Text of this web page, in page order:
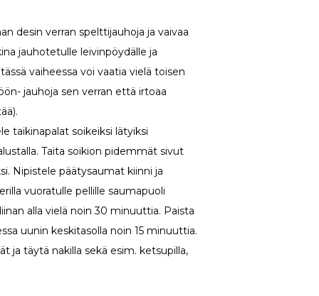
desin verran spelttijauhoja ja vaivaa
jauhotetulle leivinpöydälle ja
vaiheessa voi vaatia vielä toisen
jauhoja sen verran että irtoaa
taikinapalat soikeiksi lätyiksi
Taita soikion pidemmät sivut
Nipistele päätysaumat kiinni ja
vuoratulle pellille saumapuoli
alla vielä noin 30 minuuttia. Paista
uunin keskitasolla noin 15 minuuttia.
ja täytä nakilla sekä esim. ketsupilla,